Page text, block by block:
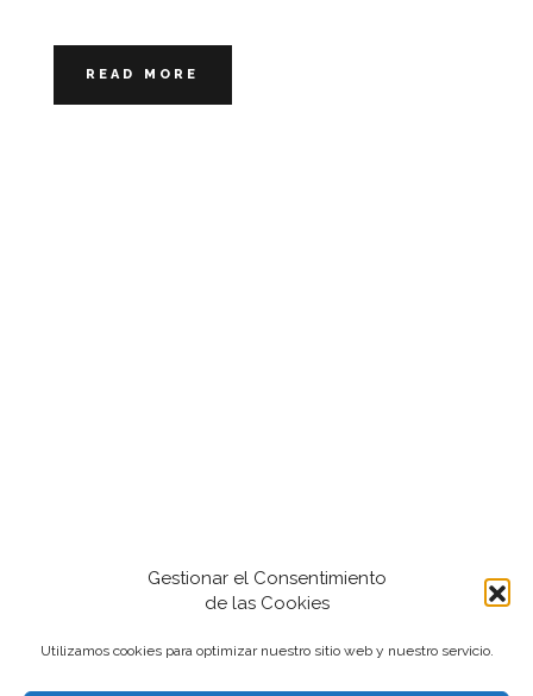
Gestionar el Consentimiento
de las Cookies
Utilizamos cookies para optimizar nuestro sitio web y nuestro servicio.
READ MORE